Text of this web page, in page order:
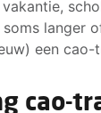
langer
een cao-
cao-